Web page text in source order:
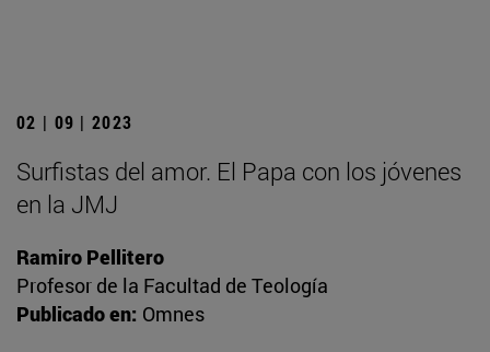
02 | 09 | 2023
Surfistas del amor. El Papa con los jóvenes
en la JMJ
Ramiro Pellitero
Profesor de la Facultad de Teología
Publicado en: Omnes